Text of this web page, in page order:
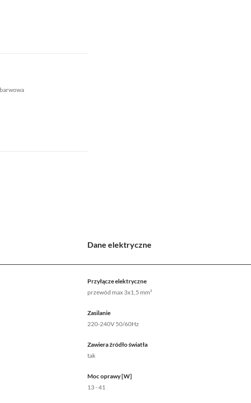
Dane elektryczne
Przyłącze elektryczne
przewód max 3x1,5 mm²
Zasilanie
220-240V 50/60Hz
Zawiera źródło światła
tak
Moc oprawy [W]
13 - 41